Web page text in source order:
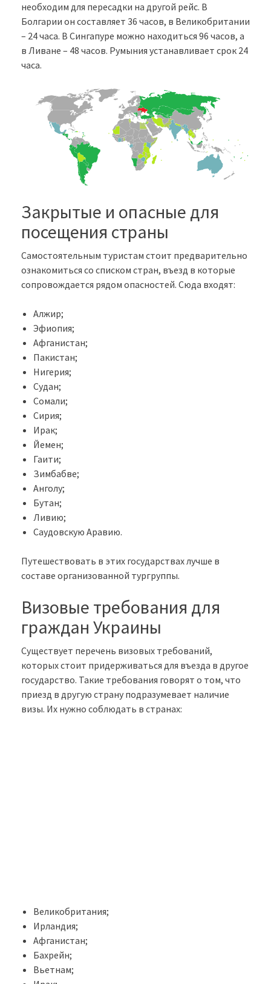
необходим для пересадки на другой рейс. В
Болгарии он составляет 36 часов, в Великобритании
– 24 часа. В Сингапуре можно находиться 96 часов, а
в Ливане – 48 часов. Румыния устанавливает срок 24
часа.
Закрытые и опасные для
посещения страны
Самостоятельным туристам стоит предварительно
ознакомиться со списком стран, въезд в которые
сопровождается рядом опасностей. Сюда входят:
Алжир;
Эфиопия;
Афганистан;
Пакистан;
Нигерия;
Судан;
Сомали;
Сирия;
Ирак;
Йемен;
Гаити;
Зимбабве;
Анголу;
Бутан;
Ливию;
Саудовскую Аравию.
Путешествовать в этих государствах лучше в
составе организованной тургруппы.
Визовые требования для
граждан Украины
Существует перечень визовых требований,
которых стоит придерживаться для въезда в другое
государство. Такие требования говорят о том, что
приезд в другую страну подразумевает наличие
визы. Их нужно соблюдать в странах:
Великобритания;
Ирландия;
Афганистан;
Бахрейн;
Вьетнам;